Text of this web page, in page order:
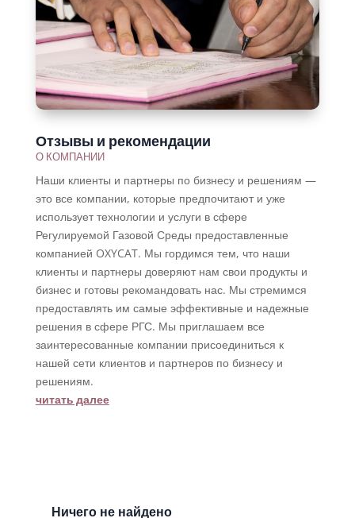
Отзывы и рекомендации
О КОМПАНИИ
Наши клиенты и партнеры по бизнесу и решениям —
это все компании, которые предпочитают и уже
использует технологии и услуги в сфере
Регулируемой Газовой Среды предоставленные
компанией OXYCAT. Мы гордимся тем, что наши
клиенты и партнеры доверяют нам свои продукты и
бизнес и готовы рекомандовать нас. Мы стремимся
предоставлять им самые эффективные и надежные
решения в сфере РГС. Мы приглашаем все
заинтересованные компании присоединиться к
нашей сети клиентов и партнеров по бизнесу и
решениям.
читать далее
Ничего не найдено